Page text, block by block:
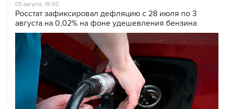
05 августа, 19:02
Росстат зафиксировал дефляцию с 28 июля по 3
августа на 0,02% на фоне удешевления бензина